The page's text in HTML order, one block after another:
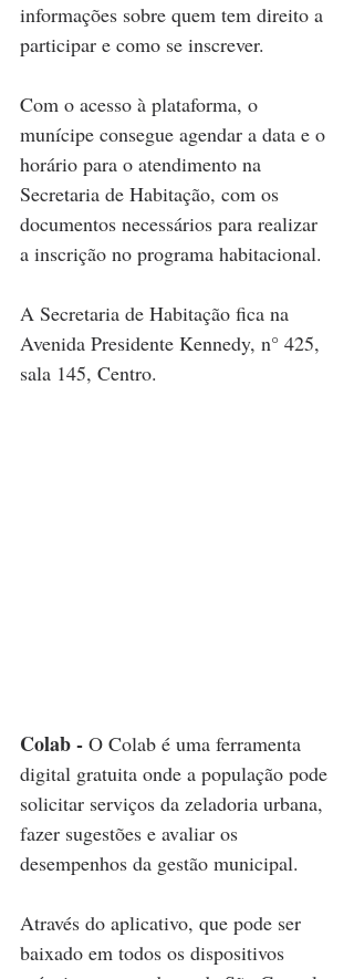
informações sobre quem tem direito a
participar e como se inscrever.
Com o acesso à plataforma, o
munícipe consegue agendar a data e o
horário para o atendimento na
Secretaria de Habitação, com os
documentos necessários para realizar
a inscrição no programa habitacional.
A Secretaria de Habitação fica na
Avenida Presidente Kennedy, n° 425,
sala 145, Centro.
Colab - O Colab é uma ferramenta
digital gratuita onde a população pode
solicitar serviços da zeladoria urbana,
fazer sugestões e avaliar os
desempenhos da gestão municipal.
Através do aplicativo, que pode ser
baixado em todos os dispositivos